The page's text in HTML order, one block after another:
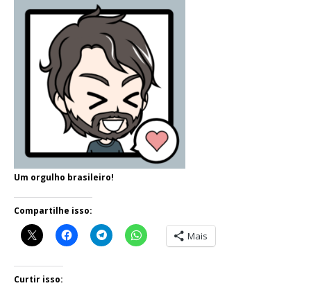
Um orgulho brasileiro!
Compartilhe isso:
Mais
Curtir isso: